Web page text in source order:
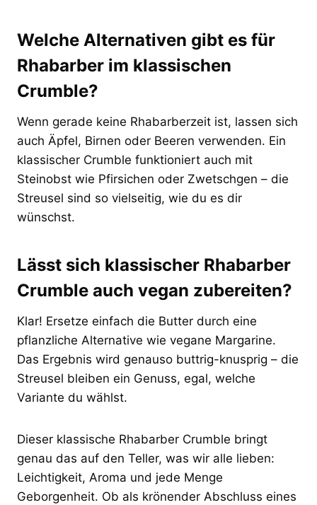
Welche Alternativen gibt es für
Rhabarber im klassischen
Crumble?
Wenn gerade keine Rhabarberzeit ist, lassen sich
auch Äpfel, Birnen oder Beeren verwenden. Ein
klassischer Crumble funktioniert auch mit
Steinobst wie Pfirsichen oder Zwetschgen – die
Streusel sind so vielseitig, wie du es dir
wünschst.
Lässt sich klassischer Rhabarber
Crumble auch vegan zubereiten?
Klar! Ersetze einfach die Butter durch eine
pflanzliche Alternative wie vegane Margarine.
Das Ergebnis wird genauso buttrig-knusprig – die
Streusel bleiben ein Genuss, egal, welche
Variante du wählst.
Dieser klassische Rhabarber Crumble bringt
genau das auf den Teller, was wir alle lieben:
Leichtigkeit, Aroma und jede Menge
Geborgenheit. Ob als krönender Abschluss eines